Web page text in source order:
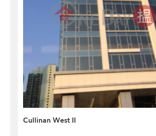
Cullinan West II